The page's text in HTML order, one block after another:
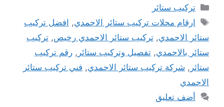
التصنيفات
تركيب ستائر
الوسوم
ارقام محلات تركيب ستائر الاحمدي, افضل تركيب
ستائر الاحمدي, تركيب ستائر الاحمدي رخيص, تركيب
ستائر بالاحمدي, تفصيل وتركيب ستائر , رقم تركيب
ستائر , شركة تركيب ستائر الاحمدي, فني تركيب ستائر
الاحمدي
أضف تعليق